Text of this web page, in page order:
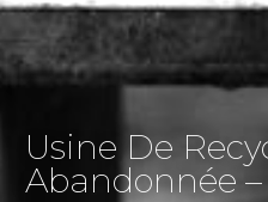
Usine De
Abandonnée